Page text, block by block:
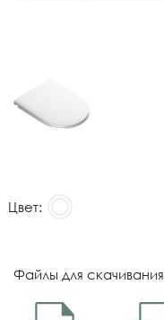
Цвет:
Файлы для скачивания